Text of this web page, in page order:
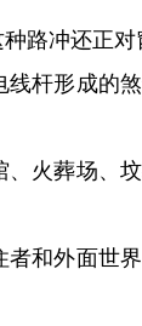
路冲还正
杆形成的
火葬场、
和外面世